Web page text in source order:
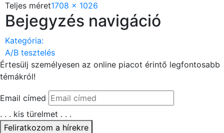
Teljes méret1708 × 1026
Bejegyzés navigáció
Kategória:
A/B tesztelés
Értesülj személyesen az online piacot érintő legfontosabb
témákról!
Email címed
. . . kis türelmet . . .
Feliratkozom a hírekre